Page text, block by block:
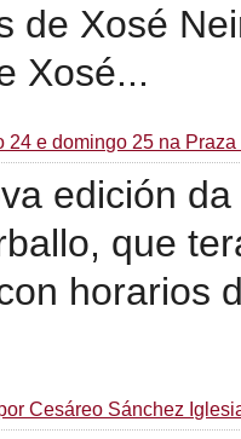
de Xosé
Xosé...
e domingo 25 na
edición
que
horarios
Cesáreo Sánchez